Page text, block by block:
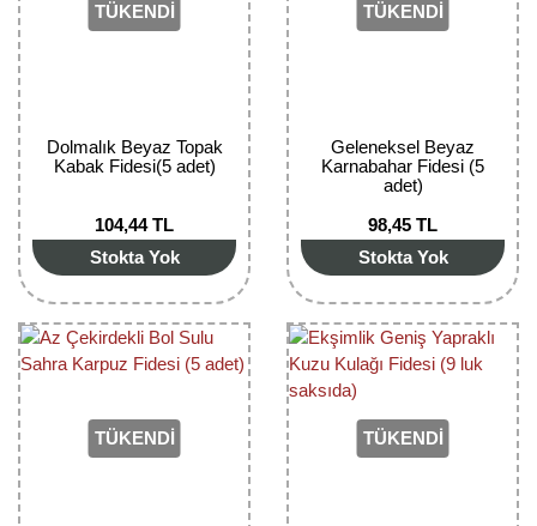
TÜKENDİ
Dolmalık Beyaz Topak
Kabak Fidesi(5 adet)
104,44 TL
Stokta Yok
TÜKENDİ
Geleneksel Beyaz
Karnabahar Fidesi (5
adet)
98,45 TL
Stokta Yok
TÜKENDİ TÜKENDİ